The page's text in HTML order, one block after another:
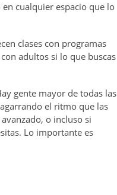
cualquier espacio que lo
clases con programas
adultos si lo que buscas
gente mayor de todas las
el ritmo que las
o incluso si
Lo importante es